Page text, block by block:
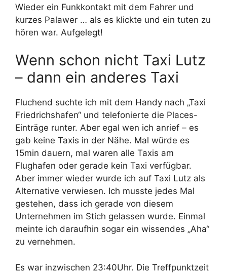
Wieder ein Funkkontakt mit dem Fahrer und
kurzes Palawer … als es klickte und ein tuten zu
hören war. Aufgelegt!
Wenn schon nicht Taxi Lutz
– dann ein anderes Taxi
Fluchend suchte ich mit dem Handy nach „Taxi
Friedrichshafen“ und telefonierte die Places-
Einträge runter. Aber egal wen ich anrief – es
gab keine Taxis in der Nähe. Mal würde es
15min dauern, mal waren alle Taxis am
Flughafen oder gerade kein Taxi verfügbar.
Aber immer wieder wurde ich auf Taxi Lutz als
Alternative verwiesen. Ich musste jedes Mal
gestehen, dass ich gerade von diesem
Unternehmen im Stich gelassen wurde. Einmal
meinte ich daraufhin sogar ein wissendes „Aha“
zu vernehmen.
Es war inzwischen 23:40Uhr. Die Treffpunktzeit